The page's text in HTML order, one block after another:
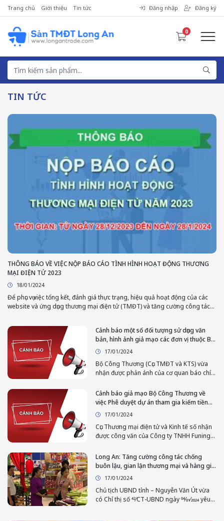
Trang chủ Giới thiệu Tin tức Đăng nhập Đăng ký
0
TIN TỨC
THÔNG BÁO VỀ VIỆC NỘP BÁO CÁO TÌNH HÌNH HOẠT ĐỘNG THƯƠNG
MẠI ĐIỆN TỬ 2023
18/01/2024
Để phục vụ việc tổng kết, đánh giá thực trạng, hiệu quả hoạt động của các
website và ứng dụng thương mại điện tử (TMĐT) và tăng cường công tác
TMĐT trong thời gian tới, Cục Thương mại điện tử và Kinh tế số (TMĐT và
KTS) thông báo tới các Doanh nghiệp việc gửi Báo cáo hoạt động thương
mại điện tử năm 2023 của doanh nghiệp.
Cảnh báo một số đối tượng sử dụng văn
bản, hình ảnh giả mạo các đơn vị thuộc Bộ
Công Thương để lừa đảo doanh nghiệp
17/01/2024
Bộ Công Thương (Cục TMĐT và KTS) vừa
nhận được phản ánh của cơ quan báo chí,
mạng xã hội đăng tải văn bản, hình ảnh giả
mạo các đơn vị hoặc các cá nhân⁄lãnh đạo
thuộc Bộ Công Thương
Cảnh báo giả mạo Bộ Công Thương về
việc Phê duyệt dự án tham gia kiếm tiền
online17/01/2024
Cục Thương mại điện tử và Kinh tế số nhận
được công văn của Công ty TNHH Funing
website foxconnhonghai.com đăng tải văn
bản giả mạo Quyết định của Bộ Công
Thương về việc “Phê duyệt dự án tham gia
kiếm tiền online”. Website
“foxconnhonghai.com” có dấu hiệu giả
mạo và có giao diện, nội dung tương tự
Long An: Tăng cường công tác chống
buôn lậu, gian lận thương mại và hàng giả
dịp trước, trong và sau tết Nguyên đán
17/01/2024
Chủ tịch UBND tỉnh – Nguyễn Văn Út vừa
có Chỉ thị số 42⁄CT-UBND ngày 04⁄01⁄2024 yêu